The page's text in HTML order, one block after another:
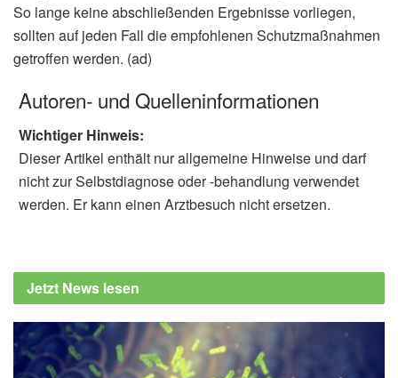
So lange keine abschließenden Ergebnisse vorliegen,
sollten auf jeden Fall die empfohlenen Schutzmaßnahmen
getroffen werden. (ad)
Autoren- und Quelleninformationen
Wichtiger Hinweis:
Dieser Artikel enthält nur allgemeine Hinweise und darf
nicht zur Selbstdiagnose oder -behandlung verwendet
werden. Er kann einen Arztbesuch nicht ersetzen.
Jetzt News lesen